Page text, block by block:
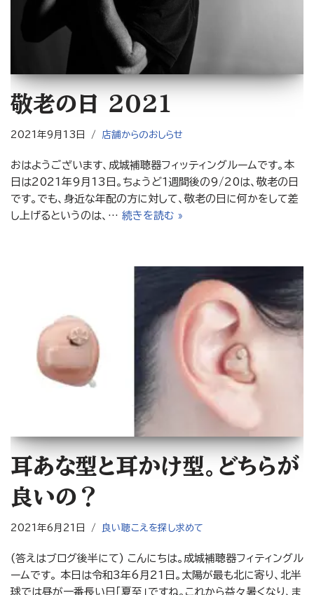
敬老の日 ２０２１
2021年9月13日 店舗からのおしらせ
おはようございます、成城補聴器フィッティングルームです。本
日は2021年9月13日。ちょうど１週間後の9/20は、敬老の日
です。でも、身近な年配の方に対して、敬老の日に何かをして差
し上げるというのは、… 続きを読む »
耳あな型と耳かけ型。どちらが
良いの？
2021年6月21日 良い聴こえを探し求めて
(答えはブログ後半にて) こんにちは。成城補聴器フィティングル
ームです。 本日は令和3年6月21日。太陽が最も北に寄り、北半
球では昼が一番長い日「夏至」ですね。これから益々暑くなり、ま